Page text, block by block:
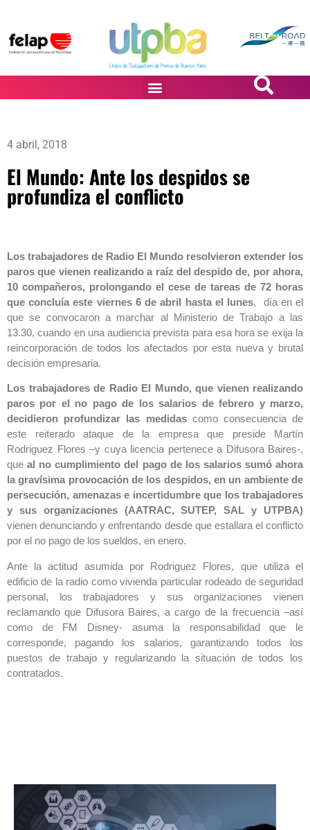
4 abril, 2018
El Mundo: Ante los despidos se
profundiza el conflicto
Los trabajadores de Radio El Mundo resolvieron extender los
paros que vienen realizando a raíz del despido de, por ahora,
10 compañeros, prolongando el cese de tareas de 72 horas
que concluía este viernes 6 de abril hasta el lunes, día en el
que se convocaron a marchar al Ministerio de Trabajo a las
13.30, cuando en una audiencia prevista para esa hora se exija la
reincorporación de todos los afectados por esta nueva y brutal
decisión empresaria.
Los trabajadores de Radio El Mundo, que vienen realizando
paros por el no pago de los salarios de febrero y marzo,
decidieron profundizar las medidascomo consecuencia de
este reiterado ataque de la empresa que preside Martín
Rodriguez Flores –y cuya licencia pertenece a Difusora Baires-,
queal no cumplimiento del pago de los salarios sumó ahora
la gravísima provocación de los despidos, en un ambiente de
persecución, amenazas e incertidumbre que los trabajadores
y sus organizaciones (AATRAC, SUTEP, SAL y UTPBA)
vienen denunciando y enfrentando desde que estallara el conflicto
por el no pago de los sueldos, en enero.
Ante la actitud asumida por Rodriguez Flores, que utiliza el
edificio de la radio como vivienda particular rodeado de seguridad
personal, los trabajadores y sus organizaciones vienen
reclamando que Difusora Baires, a cargo de la frecuencia –así
como de FM Disney- asuma la responsabilidad que le
corresponde, pagando los salarios, garantizando todos los
puestos de trabajo y regularizando la situación de todos los
contratados.